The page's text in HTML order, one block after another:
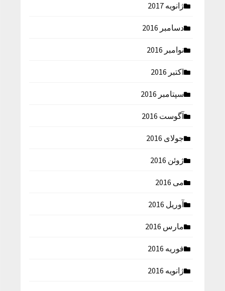
ژانویه 2017
دسامبر 2016
نوامبر 2016
اکتبر 2016
سپتامبر 2016
آگوست 2016
جولای 2016
ژوئن 2016
می 2016
آوریل 2016
مارس 2016
فوریه 2016
ژانویه 2016